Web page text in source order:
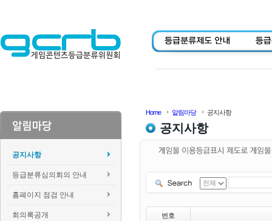
공지사항
등급분류심의회의 안내
홈페이지 점검 안내
회의록공개
Home 알림마당 공지사항
공지사항
번호